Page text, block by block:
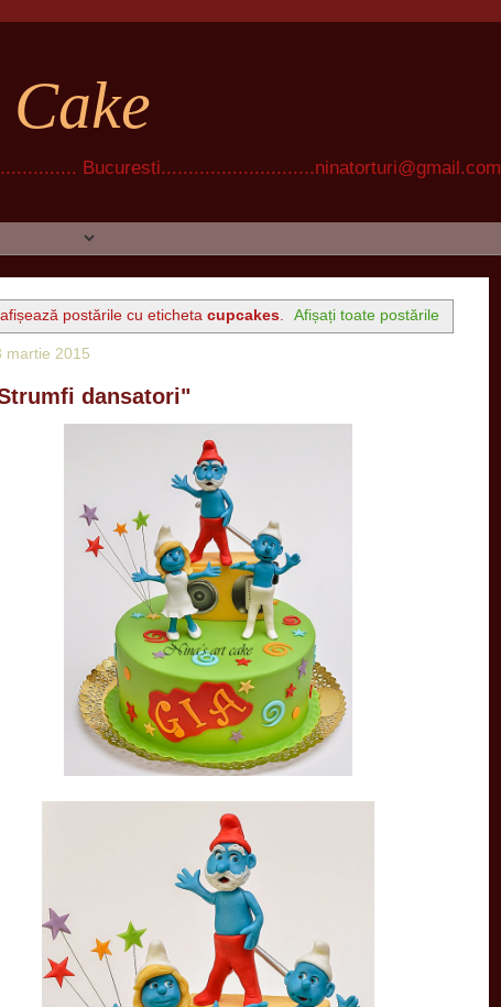
Bucuresti............................ninatorturi@gmail.com
postările cu eticheta cupcakes. Afișați toate postările
martie 2015
dansatori"